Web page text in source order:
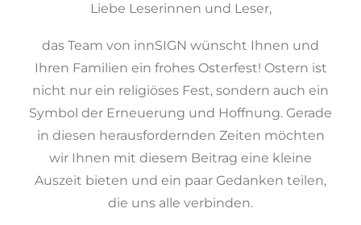
Liebe Leserinnen und Leser,
das Team von innSIGN wünscht Ihnen und
Ihren Familien ein frohes Osterfest! Ostern ist
nicht nur ein religiöses Fest, sondern auch ein
Symbol der Erneuerung und Hoffnung. Gerade
in diesen herausfordernden Zeiten möchten
wir Ihnen mit diesem Beitrag eine kleine
Auszeit bieten und ein paar Gedanken teilen,
die uns alle verbinden.